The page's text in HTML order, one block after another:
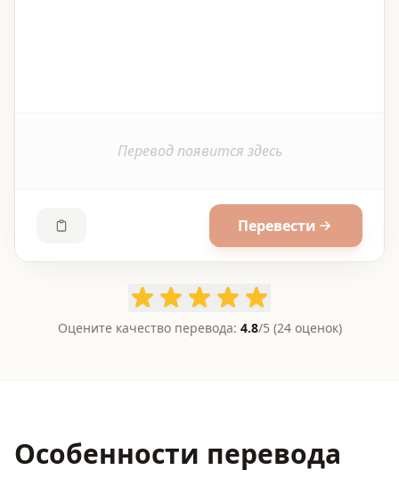
Перевод появится здесь
Перевести
Оцените качество перевода: 4.8/5 (24оценок)
Особенности перевода